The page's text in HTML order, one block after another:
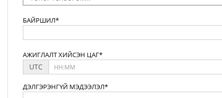
БАЙРШИЛ*
АЖИГЛАЛТ ХИЙСЭН ЦАГ*
UTC
ДЭЛГЭРЭНГҮЙ МЭДЭЭЛЭЛ*